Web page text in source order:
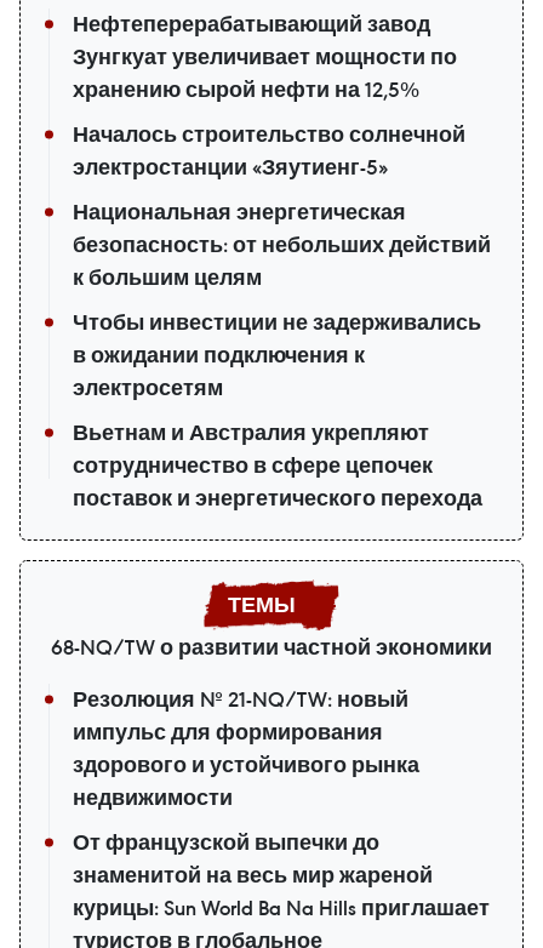
Нефтеперерабатывающий завод
Зунгкуат увеличивает мощности по
хранению сырой нефти на 12,5%
Началось строительство солнечной
электростанции «Зяутиенг-5»
Национальная энергетическая
безопасность: от небольших действий
к большим целям
Чтобы инвестиции не задерживались
в ожидании подключения к
электросетям
Вьетнам и Австралия укрепляют
сотрудничество в сфере цепочек
поставок и энергетического перехода
68-NQ/TW о развитии частной экономики
Резолюция № 21-NQ/TW: новый
импульс для формирования
здорового и устойчивого рынка
недвижимости
От французской выпечки до
знаменитой на весь мир жареной
курицы: Sun World Ba Na Hills приглашает
туристов в глобальное